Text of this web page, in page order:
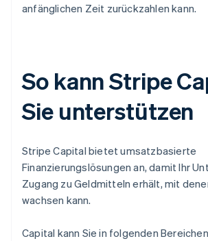
anfänglichen Zeit zurückzahlen kann.
So kann Stripe
Sie unterstützen
Stripe Capital bietet umsatzbasierte
Finanzierungslösungen an, damit Ihr
Zugang zu Geldmitteln erhält, mit
wachsen kann.
Capital kann Sie in folgenden